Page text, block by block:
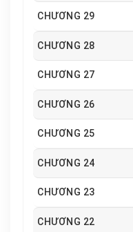
CHƯƠNG 29
CHƯƠNG 28
CHƯƠNG 27
CHƯƠNG 26
CHƯƠNG 25
CHƯƠNG 24
CHƯƠNG 23
CHƯƠNG 22